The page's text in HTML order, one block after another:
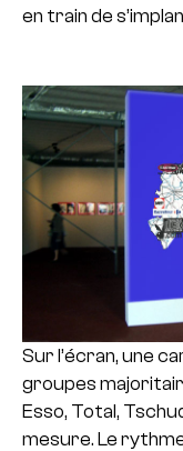
en train de
Sur l’écran, une
groupes
Esso, Total,
mesure. Le